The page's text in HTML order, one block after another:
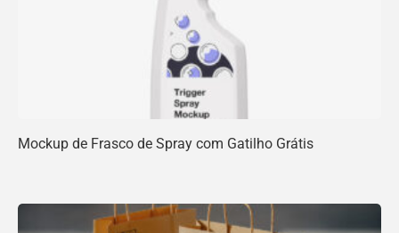
Mockup de Frasco de Spray com Gatilho Grátis